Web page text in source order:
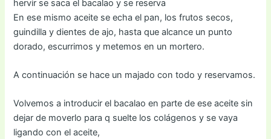
hervir se saca el bacalao y se reserva
En ese mismo aceite se echa el pan, los frutos secos,
guindilla y dientes de ajo, hasta que alcance un punto
dorado, escurrimos y metemos en un mortero.
A continuación se hace un majado con todo y reservamos.
Volvemos a introducir el bacalao en parte de ese aceite sin
dejar de moverlo para q suelte los colágenos y se vaya
ligando con el aceite,